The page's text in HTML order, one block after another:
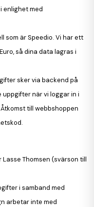
enlighet med
som är Speedio. Vi har ett
så dina data lagras i
sker via backend på
när vi loggar in i
till webbshoppen
Thomsen (svärson till
i samband med
arbetar inte med